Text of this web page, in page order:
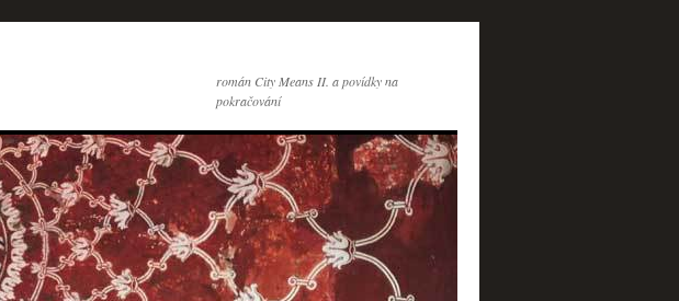
román City Means II. a povídky na
pokračování